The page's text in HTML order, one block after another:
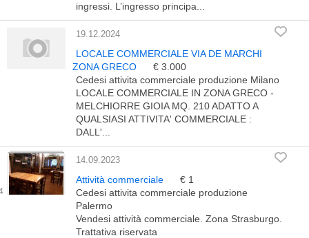
ingressi. L’ingresso principa...
19.12.2024
LOCALE COMMERCIALE VIA DE MARCHI
ZONA GRECO
€ 3.000
Cedesi attivita commerciale produzione Milano
LOCALE COMMERCIALE IN ZONA GRECO -
MELCHIORRE GIOIA MQ. 210 ADATTO A
QUALSIASI ATTIVITA' COMMERCIALE :
DALL'...
14.09.2023
Attività commerciale
€ 1
Cedesi attivita commerciale produzione
Palermo
Vendesi attività commerciale. Zona Strasburgo.
Trattativa riservata